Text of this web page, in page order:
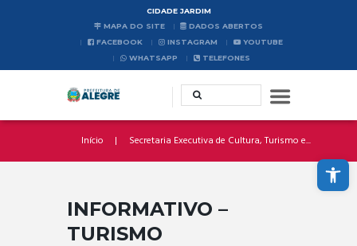
Abrir a barra de ferramentas
CIDADE JARDIM
MAPA DO SITE
DADOS ABERTOS
FACEBOOK
INSTAGRAM
YOUTUBE
WHATSAPP
TELEFONES
Início Secretaria Executiva de Cultura, Turismo e...
INFORMATIVO –
TURISMO